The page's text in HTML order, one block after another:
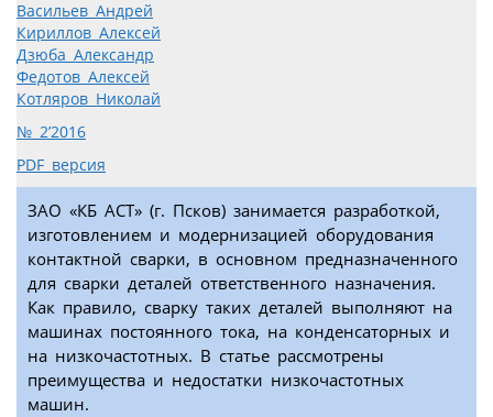
Васильев Андрей
Кириллов Алексей
Дзюба Александр
Федотов Алексей
Котляров Николай
№ 2’2016
PDF версия
ЗАО «КБ АСТ» (г. Псков) занимается разработкой,
изготовлением и модернизацией оборудования
контактной сварки, в основном предназначенного
для сварки деталей ответственного назначения.
Как правило, сварку таких деталей выполняют на
машинах постоянного тока, на конденсаторных и
на низкочастотных. В статье рассмотрены
преимущества и недостатки низкочастотных
машин.